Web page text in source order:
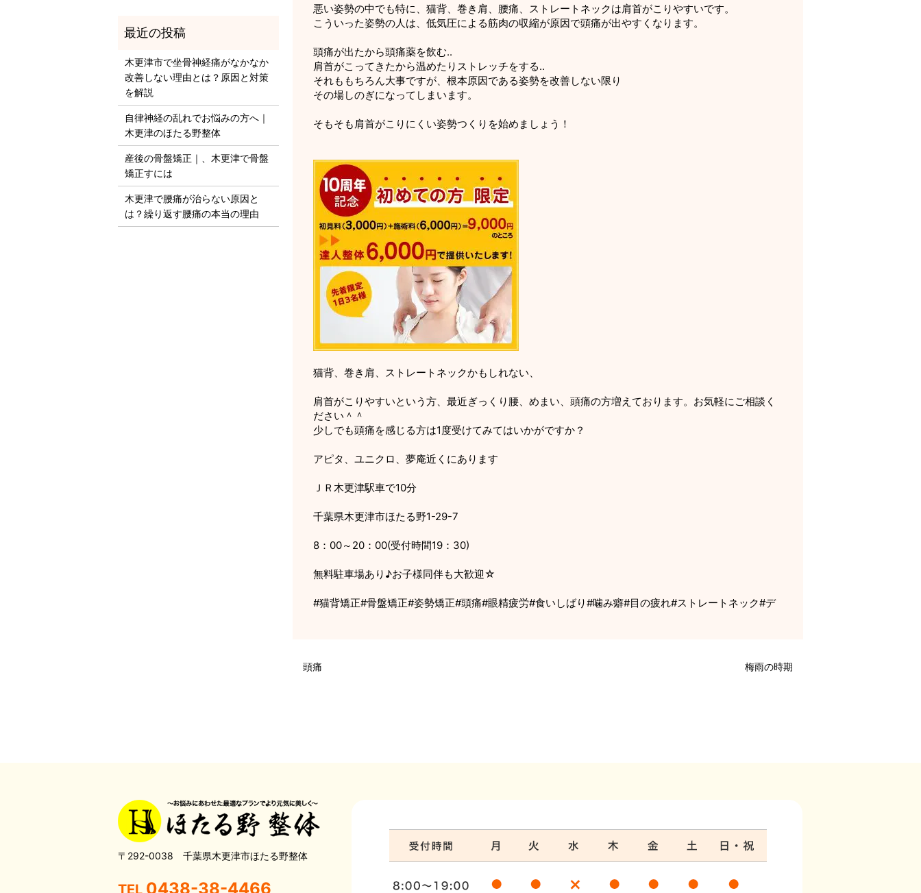
悪い姿勢の中でも特に、猫背、巻き肩、腰痛、ストレートネックは肩首がこりやすいです。
こういった姿勢の人は、低気圧による筋肉の収縮が原因で頭痛が出やすくなります。
頭痛が出たから頭痛薬を飲む..
肩首がこってきたから温めたりストレッチをする..
それももちろん大事ですが、根本原因である姿勢を改善しない限り
その場しのぎになってしまいます。
そもそも肩首がこりにくい姿勢つくりを始めましょう！
猫背、巻き肩、ストレートネックかもしれない、
肩首がこりやすいという方、最近ぎっくり腰、めまい、頭痛の方増えております。お気軽にご相談く
ださい＾＾
少しでも頭痛を感じる方は1度受けてみてはいかがですか？
アピタ、ユニクロ、夢庵近くにあります
ＪＲ木更津駅車で10分
千葉県木更津市ほたる野1-29-7
8：00～20：00(受付時間19：30)
無料駐車場あり♪お子様同伴も大歓迎☆
#猫背矯正#骨盤矯正#姿勢矯正#頭痛#眼精疲労#食いしばり#噛み癖#目の疲れ#ストレートネック#デ
頭痛 梅雨の時期
木更津市で坐骨神経痛がなかなか
改善しない理由とは？原因と対策
を解説
自律神経の乱れでお悩みの方へ｜
木更津のほたる野整体
産後の骨盤矯正｜、木更津で骨盤
矯正すには
木更津で腰痛が治らない原因と
は？繰り返す腰痛の本当の理由
〒292-0038 千葉県木更津市ほたる野整体
0438-38-4466